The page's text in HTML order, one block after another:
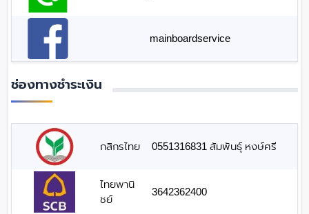
mainboardservice
ช่องทางชำระเงิน
กสิกรไทย 0551316831 สัมพันธุ์ หงษ์ศรี
ไทยพานิ
ชย์
3642362400